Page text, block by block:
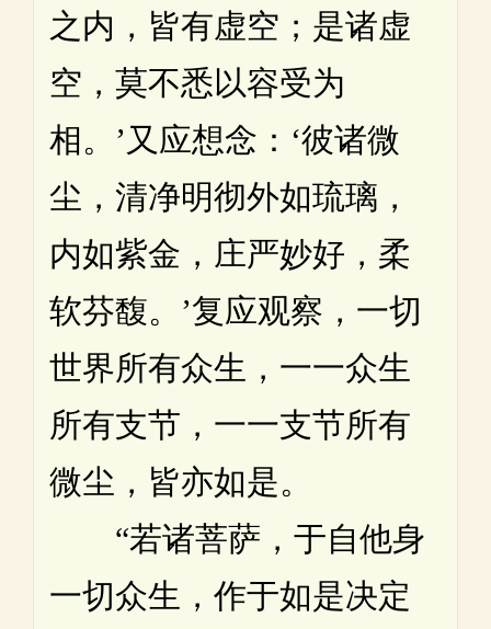
之内，皆有虚空；是诸虚
空，莫不悉以容受为
相。’又应想念：‘彼诸微
尘，清净明彻外如琉璃，
内如紫金，庄严妙好，柔
软芬馥。’复应观察，一切
世界所有众生，一一众生
所有支节，一一支节所有
微尘，皆亦如是。
“若诸菩萨，于自他身
一切众生，作于如是决定